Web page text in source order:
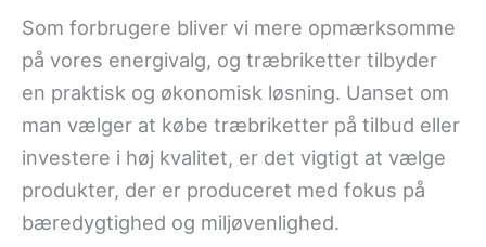
Som forbrugere bliver vi mere opmærksomme
på vores energivalg, og træbriketter tilbyder
en praktisk og økonomisk løsning. Uanset om
man vælger at købe træbriketter på tilbud eller
investere i høj kvalitet, er det vigtigt at vælge
produkter, der er produceret med fokus på
bæredygtighed og miljøvenlighed.